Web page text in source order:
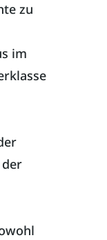
zu
im